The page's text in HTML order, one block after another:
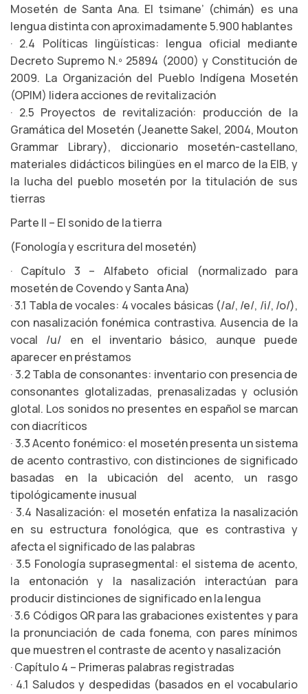
Mosetén de Santa Ana. El tsimane’ (chimán) es una
lengua distinta con aproximadamente 5.900 hablantes
· 2.4 Políticas lingüísticas: lengua oficial mediante
Decreto Supremo N.º 25894 (2000) y Constitución de
2009. La Organización del Pueblo Indígena Mosetén
(OPIM) lidera acciones de revitalización
· 2.5 Proyectos de revitalización: producción de la
Gramática del Mosetén (Jeanette Sakel, 2004, Mouton
Grammar Library), diccionario mosetén-castellano,
materiales didácticos bilingües en el marco de la EIB, y
la lucha del pueblo mosetén por la titulación de sus
tierras
Parte II – El sonido de la tierra
(Fonología y escritura del mosetén)
· Capítulo 3 – Alfabeto oficial (normalizado para
mosetén de Covendo y Santa Ana)
· 3.1 Tabla de vocales: 4 vocales básicas (/a/, /e/, /i/, /o/),
con nasalización fonémica contrastiva. Ausencia de la
vocal /u/ en el inventario básico, aunque puede
aparecer en préstamos
· 3.2 Tabla de consonantes: inventario con presencia de
consonantes glotalizadas, prenasalizadas y oclusión
glotal. Los sonidos no presentes en español se marcan
con diacríticos
· 3.3 Acento fonémico: el mosetén presenta un sistema
de acento contrastivo, con distinciones de significado
basadas en la ubicación del acento, un rasgo
tipológicamente inusual
· 3.4 Nasalización: el mosetén enfatiza la nasalización
en su estructura fonológica, que es contrastiva y
afecta el significado de las palabras
· 3.5 Fonología suprasegmental: el sistema de acento,
la entonación y la nasalización interactúan para
producir distinciones de significado en la lengua
· 3.6 Códigos QR para las grabaciones existentes y para
la pronunciación de cada fonema, con pares mínimos
que muestren el contraste de acento y nasalización
· Capítulo 4 – Primeras palabras registradas
· 4.1 Saludos y despedidas (basados en el vocabulario